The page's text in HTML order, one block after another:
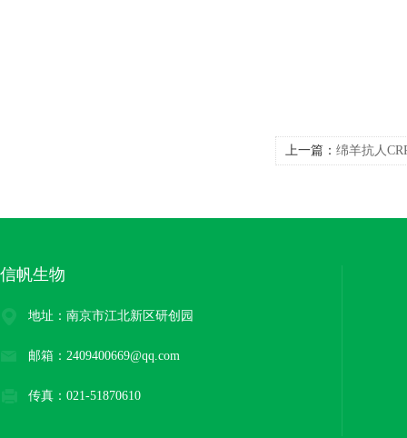
上一篇： 绵羊抗人
信帆生物
地址：南京市江北新区研创园
邮箱：2409400669@qq.com
传真：021-51870610